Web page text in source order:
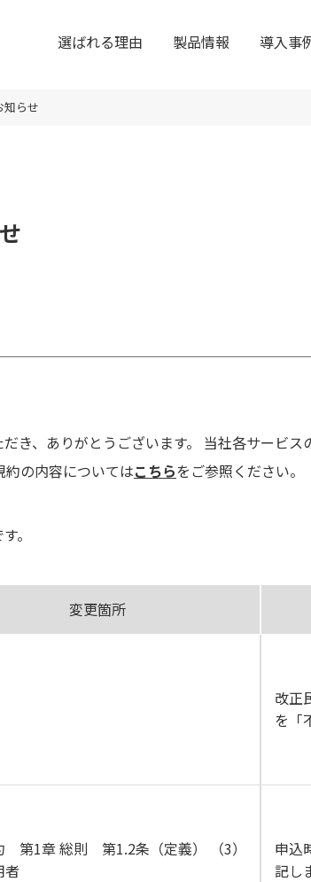
選ばれる理由 製品情報 導入事
知らせ
き、ありがとうございます。 当社各サービ
の内容についてはこちらをご参照ください。
。
変更箇所
改正
を「
第1章 総則 第1.2条（定義） （3）
者
申込
記し